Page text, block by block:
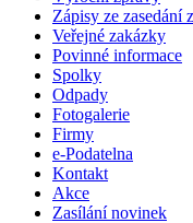
Zápisy ze zasedání
Veřejné zakázky
Povinné informace
Spolky
Odpady
Fotogalerie
Firmy
e-Podatelna
Kontakt
Akce
Zasílání novinek